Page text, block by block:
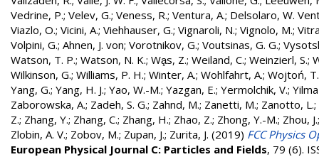
Vedrine, P.; Velev, G.; Veness, R.; Ventura, A.; Delsolaro, W.
Viazlo, O.; Vicini, A.; Viehhauser, G.; Vignaroli, N.; Vignolo, M.;
Volpini, G.; Ahnen, J. von; Vorotnikov, G.; Voutsinas, G. G.;
Watson, T. P.; Watson, N. K.; Wa̧s, Z.; Weiland, C.; Weinzierl, S.;
Wilkinson, G.; Williams, P. H.; Winter, A.; Wohlfahrt, A.; Wojtoń, T.
Yang, G.; Yang, H. J.; Yao, W.-M.; Yazgan, E.; Yermolchik, V.;
Zaborowska, A.; Zadeh, S. G.; Zahnd, M.; Zanetti, M.; Zanotto, L.;
Z.; Zhang, Y.; Zhang, C.; Zhang, H.; Zhao, Z.; Zhong, Y.-M.; Zhou, J.
Zlobin, A. V.; Zobov, M.; Zupan, J.; Zurita, J. (2019) FCC Physics
European Physical Journal C: Particles and Fields, 79 (6).